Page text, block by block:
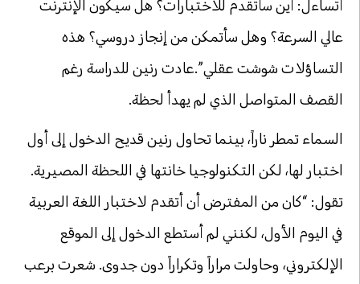
أتساءل: أين سأتقدم للاختبارات؟ هل سيكون الإنترنت
عالي السرعة؟ وهل سأتمكن من إنجاز دروسي؟ هذه
التساؤلات شوشت عقلي”.عادت رنين للدراسة رغم
القصف المتواصل الذي لم يهدأ لحظة.
السماء تمطر ناراً، بينما تحاول رنين قديح الدخول إلى أول
اختبار لها، لكن التكنولوجيا خانتها في اللحظة المصيرية.
تقول: “كان من المفترض أن أتقدم لاختبار اللغة العربية
في اليوم الأول، لكنني لم أستطع الدخول إلى الموقع
الإلكتروني، وحاولت مراراً وتكراراً دون جدوى. شعرت برعب